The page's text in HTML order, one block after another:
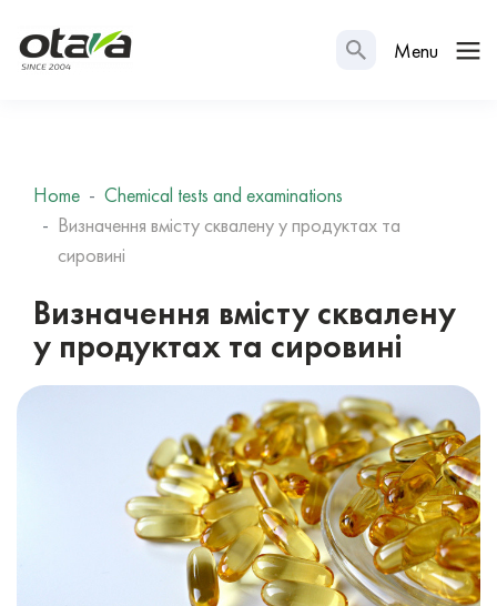
Menu
Home
Chemical tests and examinations
Визначення вмісту сквалену у продуктах та
сировині
Визначення вмісту сквалену
у продуктах та сировині